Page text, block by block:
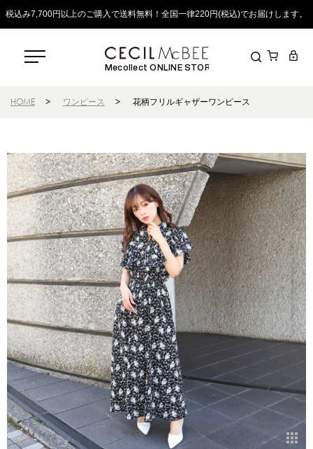
税込み7,700円以上のご購入で送料無料！全国一律220円(税込)でお届けします。
Mecollect ONLINE STORE
HOME > ワンピース > 花柄フリルギャザーワンピース